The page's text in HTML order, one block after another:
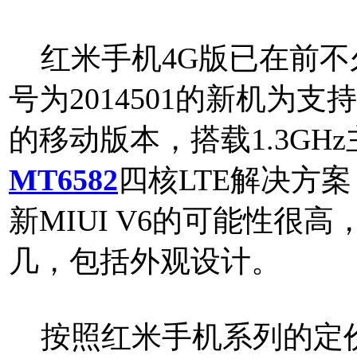
红米手机4G版已在前
号为2014501的新机为支
的移动版本，搭载
MT6582四核LTE解决方
新MIUI V6的可能性很高
几，包括外观设计。
按照红米手机系列的定